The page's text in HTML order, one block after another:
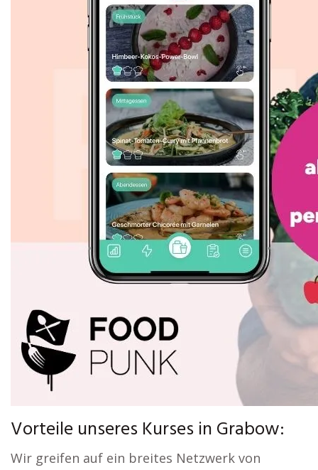
Vorteile unseres Kurses in Grabow:
Wir greifen auf ein breites Netzwerk von